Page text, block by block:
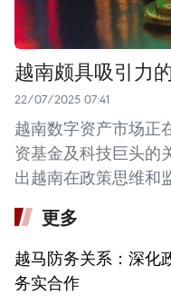
越南颇具吸引力
22/07/2025 07:41
越南数字资产市场正
资基金及科技巨头的
出越南在政策思维和
更多
越马防务关系：深化
务实合作